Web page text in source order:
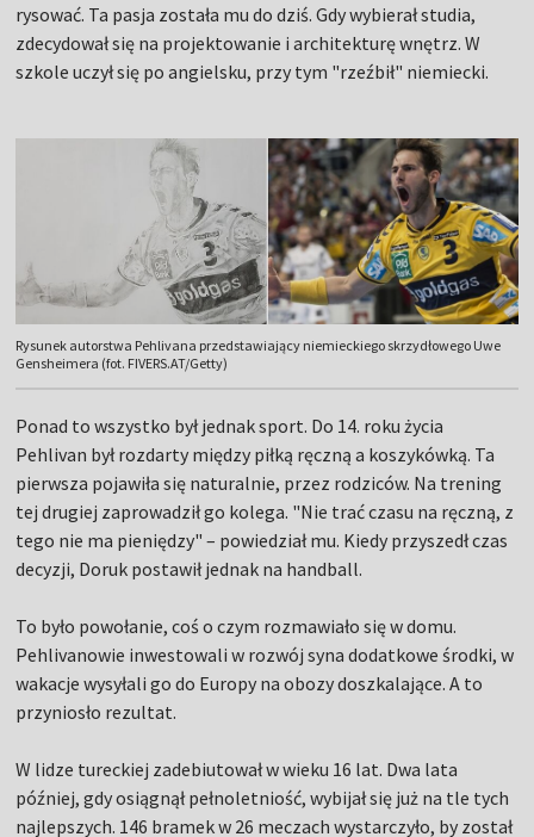
rysować. Ta pasja została mu do dziś. Gdy wybierał studia,
zdecydował się na projektowanie i architekturę wnętrz. W
szkole uczył się po angielsku, przy tym "rzeźbił" niemiecki.
Rysunek autorstwa Pehlivana przedstawiający niemieckiego skrzydłowego Uwe
Gensheimera (fot. FIVERS.AT/Getty)
Ponad to wszystko był jednak sport. Do 14. roku życia
Pehlivan był rozdarty między piłką ręczną a koszykówką. Ta
pierwsza pojawiła się naturalnie, przez rodziców. Na trening
tej drugiej zaprowadził go kolega. "Nie trać czasu na ręczną, z
tego nie ma pieniędzy" – powiedział mu. Kiedy przyszedł czas
decyzji, Doruk postawił jednak na handball.
To było powołanie, coś o czym rozmawiało się w domu.
Pehlivanowie inwestowali w rozwój syna dodatkowe środki, w
wakacje wysyłali go do Europy na obozy doszkalające. A to
przyniosło rezultat.
W lidze tureckiej zadebiutował w wieku 16 lat. Dwa lata
później, gdy osiągnął pełnoletniość, wybijał się już na tle tych
najlepszych. 146 bramek w 26 meczach wystarczyło, by został